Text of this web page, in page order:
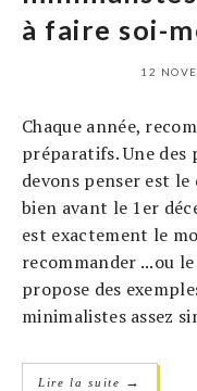
à faire soi-
12
Chaque année,
préparatifs. Une des
devons penser est
bien avant le 1er
est exactement le
recommander ...ou
propose des
minimalistes assez
Lire la suite →